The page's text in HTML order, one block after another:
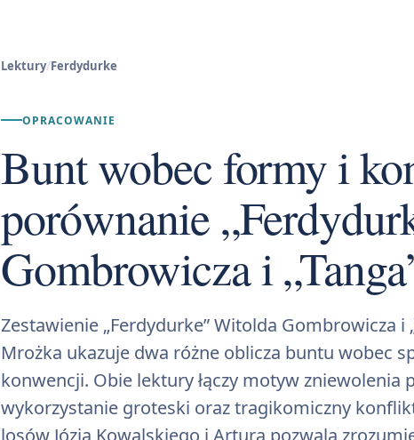
Lektury/Ferdydurke
OPRACOWANIE
Bunt wobec formy i
porównanie
Gombrowicza i
Zestawienie „Ferdydurke” Witolda Gombrowicza i
Mrożka ukazuje dwa różne oblicza buntu wobec
konwencji. Obie lektury łączy motyw zniewolenia
wykorzystanie groteski oraz tragikomiczny
losów Józia Kowalskiego i Artura pozwala